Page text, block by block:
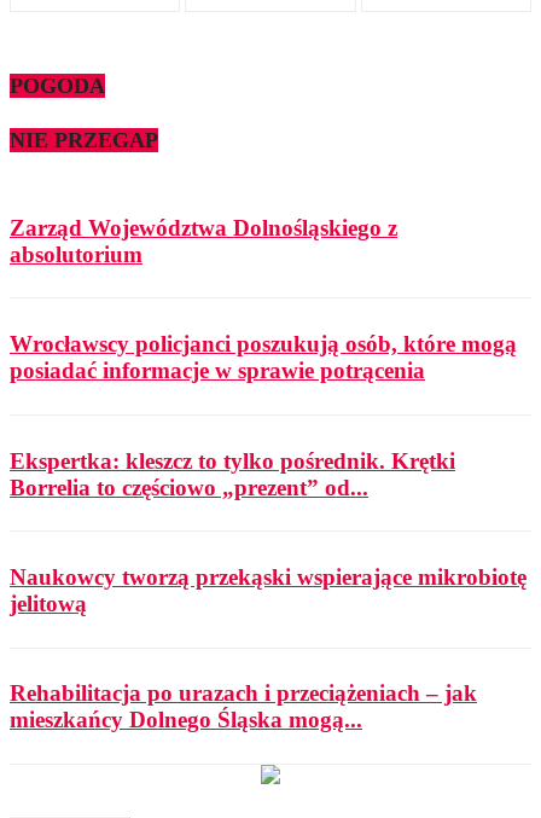
POGODA
NIE PRZEGAP
Zarząd Województwa Dolnośląskiego z
absolutorium
Wrocławscy policjanci poszukują osób, które mogą
posiadać informacje w sprawie potrącenia
Ekspertka: kleszcz to tylko pośrednik. Krętki
Borrelia to częściowo „prezent” od...
Naukowcy tworzą przekąski wspierające mikrobiotę
jelitową
Rehabilitacja po urazach i przeciążeniach – jak
mieszkańcy Dolnego Śląska mogą...